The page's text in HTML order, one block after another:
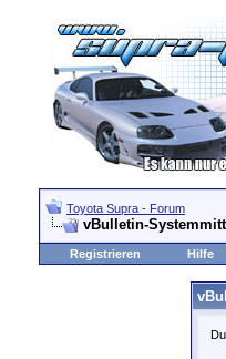
Toyota Supra - Forum
vBulletin-
Registrieren Hilfe